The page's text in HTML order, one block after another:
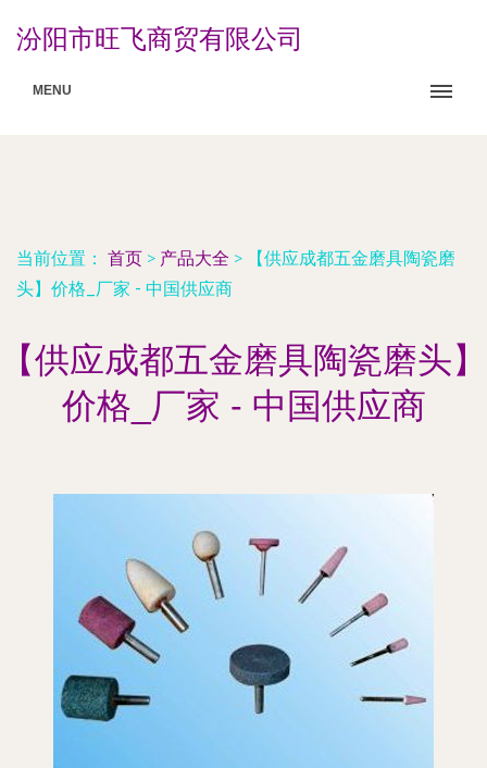
汾阳市旺飞商贸有限公司
MENU
当前位置： 首页 > 产品大全 >
【供应成都五金磨具陶瓷磨
头】价格_厂家 - 中国供应商
【供应成都五金磨具陶瓷磨头】
价格_厂家 - 中国供应商